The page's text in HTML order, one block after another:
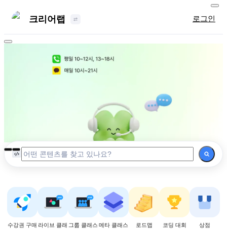
크리어랩 로그인
수강권 구매 라이브 클래 그룹 클래스 메타 클래스 로드맵 코딩 대회 상점